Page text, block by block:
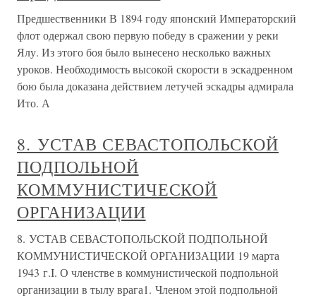
Предшественники В 1894 году японский Императорский
флот одержал свою первую победу в сражении у реки
Ялу. Из этого боя было вынесено несколько важных
уроков. Необходимость высокой скорости в эскадренном
бою была доказана действием летучей эскадры адмирала
Ито. А
8. УСТАВ СЕВАСТОПОЛЬСКОЙ
ПОДПОЛЬНОЙ
КОММУНИСТИЧЕСКОЙ
ОРГАНИЗАЦИИ
8. УСТАВ СЕВАСТОПОЛЬСКОЙ ПОДПОЛЬНОЙ
КОММУНИСТИЧЕСКОЙ ОРГАНИЗАЦИИ 19 марта
1943 г.I. О членстве в коммунистической подпольной
организации в тылу врага1. Членом этой подпольной